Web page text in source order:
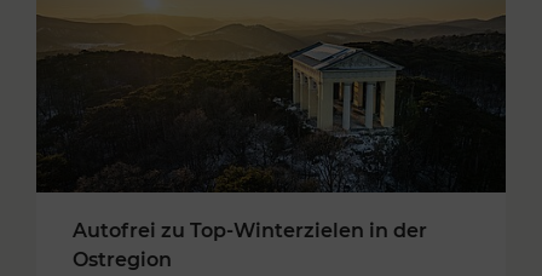
Autofrei zu Top-Winterzielen in der
Ostregion